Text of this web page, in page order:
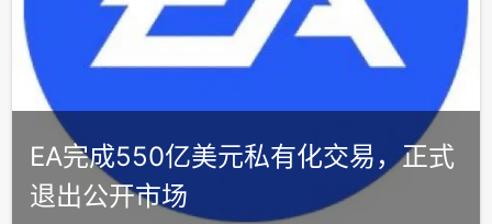
EA完成550亿美元私有化交易，正式
退出公开市场